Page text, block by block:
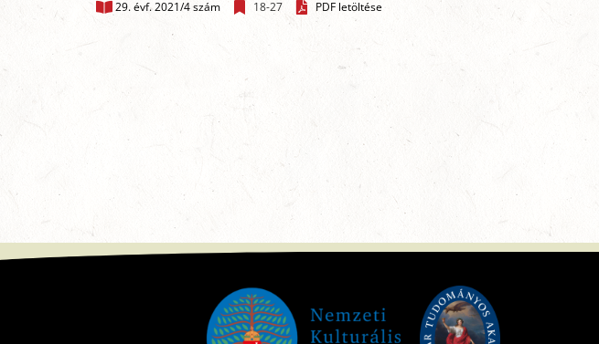
29. évf. 2021/4 szám 18-27 PDF letöltése